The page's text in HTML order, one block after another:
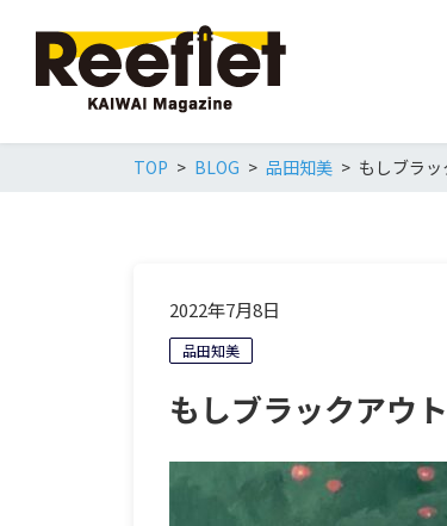
TOP BLOG 品田知美 もしブラ
2022年7月8日
品田知美
もしブラックアウ